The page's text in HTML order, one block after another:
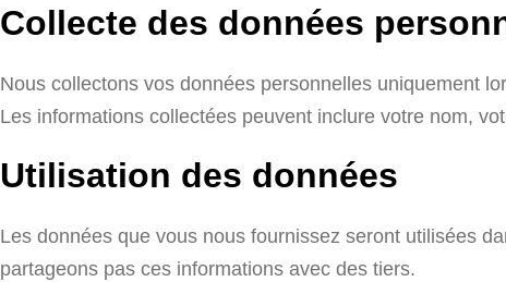
Collecte des données
Nous collectons vos données personnelles uniquement
Les informations collectées peuvent inclure votre nom,
Utilisation des données
Les données que vous nous fournissez seront utilisées
partageons pas ces informations avec des tiers.